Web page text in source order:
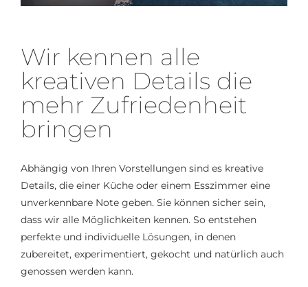
Wir kennen alle
kreativen Details die
mehr Zufriedenheit
bringen
Abhängig von Ihren Vorstellungen sind es kreative
Details, die einer Küche oder einem Esszimmer eine
unverkennbare Note geben. Sie können sicher sein,
dass wir alle Möglichkeiten kennen. So entstehen
perfekte und individuelle Lösungen, in denen
zubereitet, experimentiert, gekocht und natürlich auch
genossen werden kann.